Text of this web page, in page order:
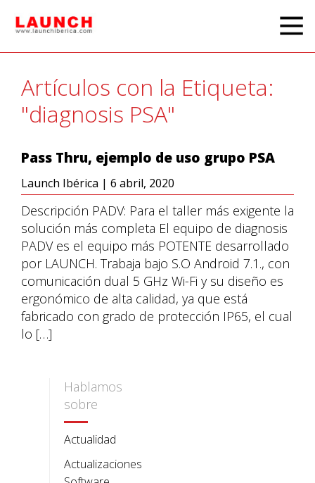
Artículos con la Etiqueta:
"diagnosis PSA"
Pass Thru, ejemplo de uso grupo PSA
Launch Ibérica | 6 abril, 2020
Descripción PADV: Para el taller más exigente la
solución más completa El equipo de diagnosis
PADV es el equipo más POTENTE desarrollado
por LAUNCH. Trabaja bajo S.O Android 7.1., con
comunicación dual 5 GHz Wi-Fi y su diseño es
ergonómico de alta calidad, ya que está
fabricado con grado de protección IP65, el cual
lo […]
Hablamos
sobre
Actualidad
Actualizaciones